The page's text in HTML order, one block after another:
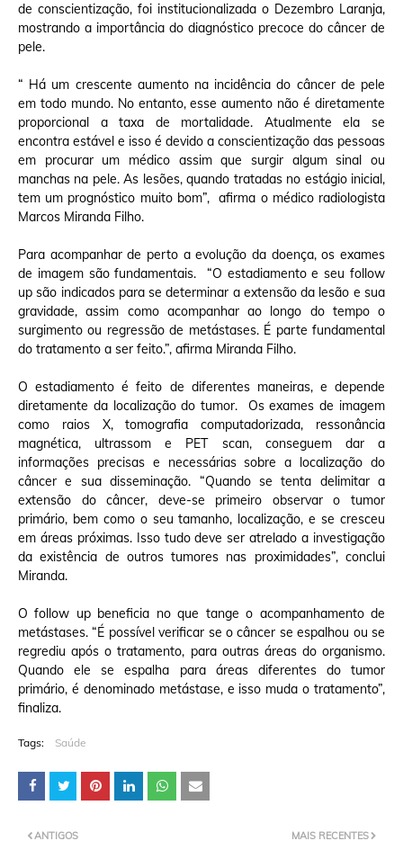
de conscientização, foi institucionalizada o Dezembro Laranja,
mostrando a importância do diagnóstico precoce do câncer de
pele.
“ Há um crescente aumento na incidência do câncer de pele
em todo mundo. No entanto, esse aumento não é diretamente
proporcional a taxa de mortalidade. Atualmente ela se
encontra estável e isso é devido a conscientização das pessoas
em procurar um médico assim que surgir algum sinal ou
manchas na pele. As lesões, quando tratadas no estágio inicial,
tem um prognóstico muito bom”, afirma o médico radiologista
Marcos Miranda Filho.
Para acompanhar de perto a evolução da doença, os exames
de imagem são fundamentais. “O estadiamento e seu follow
up são indicados para se determinar a extensão da lesão e sua
gravidade, assim como acompanhar ao longo do tempo o
surgimento ou regressão de metástases. É parte fundamental
do tratamento a ser feito.”, afirma Miranda Filho.
O estadiamento é feito de diferentes maneiras, e depende
diretamente da localização do tumor. Os exames de imagem
como raios X, tomografia computadorizada, ressonância
magnética, ultrassom e PET scan, conseguem dar a
informações precisas e necessárias sobre a localização do
câncer e sua disseminação. “Quando se tenta delimitar a
extensão do câncer, deve-se primeiro observar o tumor
primário, bem como o seu tamanho, localização, e se cresceu
em áreas próximas. Isso tudo deve ser atrelado a investigação
da existência de outros tumores nas proximidades”, conclui
Miranda.
O follow up beneficia no que tange o acompanhamento de
metástases. “É possível verificar se o câncer se espalhou ou se
regrediu após o tratamento, para outras áreas do organismo.
Quando ele se espalha para áreas diferentes do tumor
primário, é denominado metástase, e isso muda o tratamento”,
finaliza.
Tags: Saúde
MAIS RECENTES
ANTIGOS